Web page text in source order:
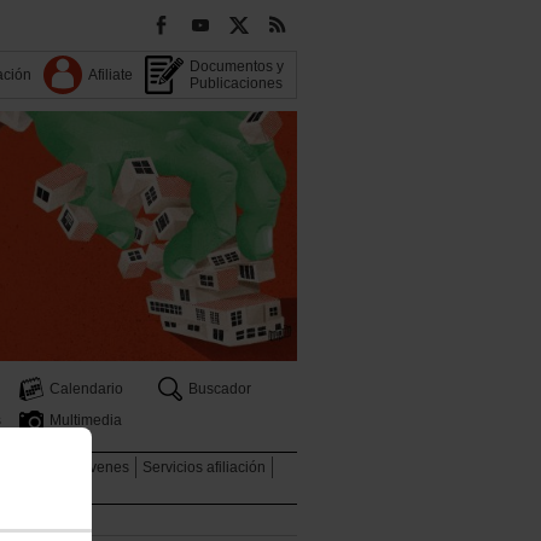
Afiliate
Documentos y
Publicaciones
Calendario
Buscador
Multimedia
Jóvenes Servicios afiliación